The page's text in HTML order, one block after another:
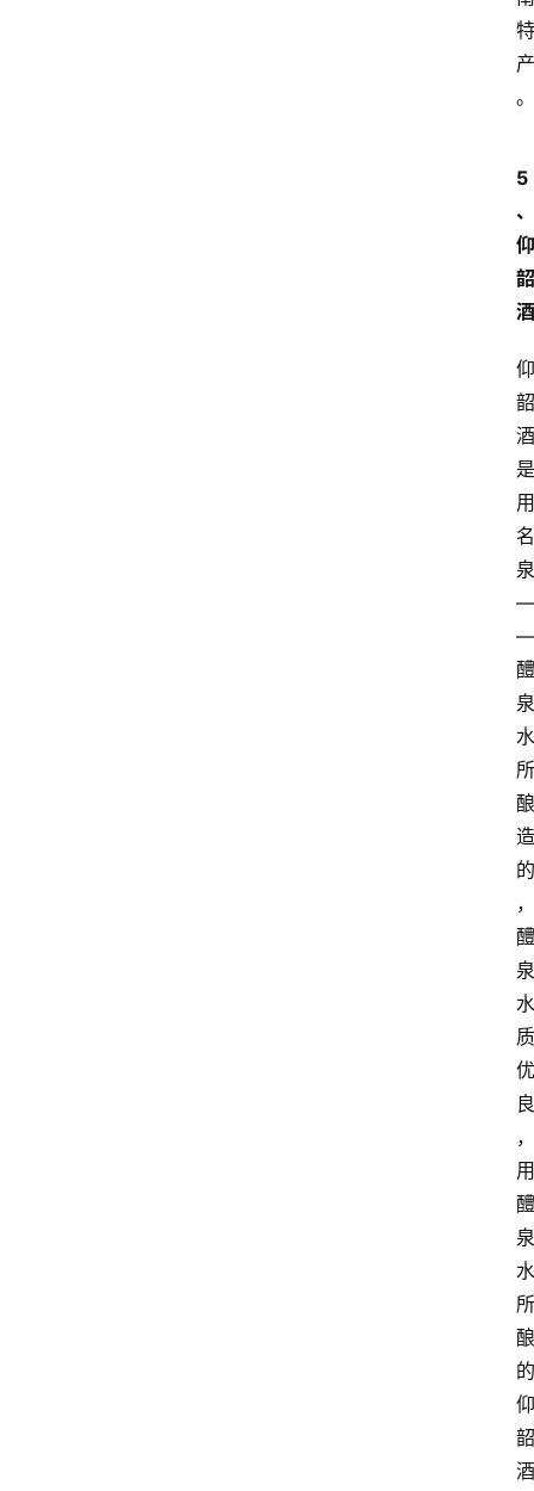
特
产
。
5
、
仰
韶
酒
仰
韶
酒
是
用
名
泉
—
—
醴
泉
水
所
酿
造
的
，
醴
泉
水
质
优
良
，
用
醴
泉
水
所
酿
的
仰
韶
酒